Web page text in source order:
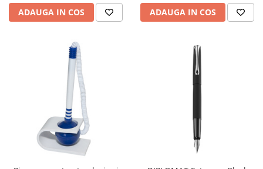
ADAUGA IN COS ADAUGA IN COS